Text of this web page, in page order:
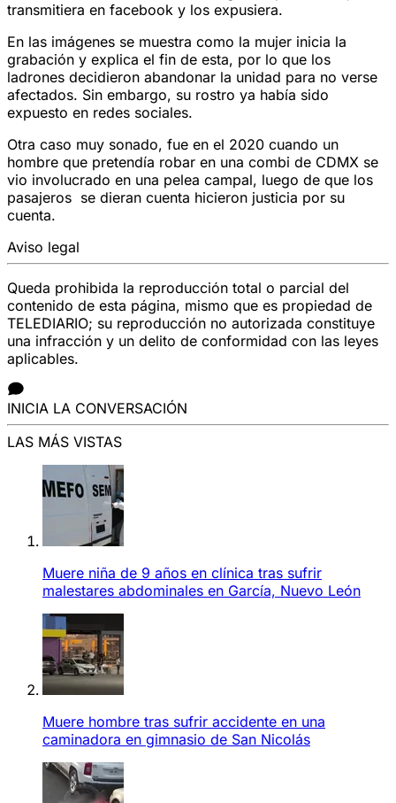
transmitiera en facebook y los expusiera.
En las imágenes se muestra como la mujer inicia la
grabación y explica el fin de esta, por lo que los
ladrones decidieron abandonar la unidad para no verse
afectados. Sin embargo, su rostro ya había sido
expuesto en redes sociales.
Otra caso muy sonado, fue en el 2020 cuando un
hombre que pretendía robar en una combi de CDMX se
vio involucrado en una pelea campal, luego de que los
pasajeros se dieran cuenta hicieron justicia por su
cuenta.
Aviso legal
Queda prohibida la reproducción total o parcial del
contenido de esta página, mismo que es propiedad de
TELEDIARIO; su reproducción no autorizada constituye
una infracción y un delito de conformidad con las leyes
aplicables.
INICIA LA CONVERSACIÓN
LAS MÁS VISTAS
Muere niña de 9 años en clínica tras sufrir
malestares abdominales en García, Nuevo León
Muere hombre tras sufrir accidente en una
caminadora en gimnasio de San Nicolás